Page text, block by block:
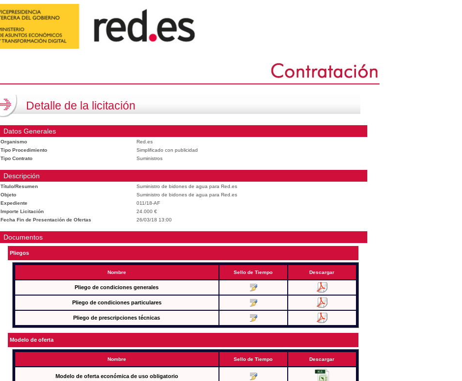
Detalle de la licitación
Datos Generales
Organismo
Red.es
Tipo Procedimiento
Simplificado con publicidad
Tipo Contrato
Suministros
Descripción
Título/Resumen
Suministro de bidones de agua para Red.es
Objeto
Suministro de bidones de agua para Red.es
Expediente
011/18-AF
Importe Licitación
24.000 €
Fecha Fin de Presentación de Ofertas
26/03/18 13:00
Documentos
Pliegos
Nombre Sello de Tiempo Descargar
Pliego de condiciones generales
Pliego de condiciones particulares
Pliego de prescripciones técnicas
Modelo de oferta
Nombre Sello de Tiempo Descargar
Modelo de oferta económica de uso obligatorio